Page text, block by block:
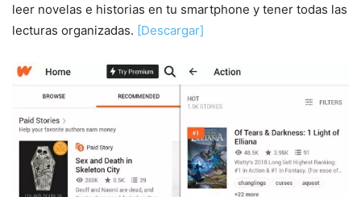
leer novelas e historias en tu smartphone y tener todas las
lecturas organizadas. [Descargar]